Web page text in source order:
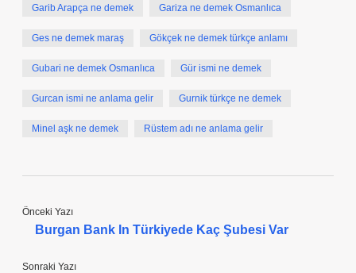
Garib Arapça ne demek Gariza ne demek Osmanlıca
Ges ne demek maraş Gökçek ne demek türkçe anlamı
Gubari ne demek Osmanlıca Gür ismi ne demek
Gurcan ismi ne anlama gelir Gurnik türkçe ne demek
Minel aşk ne demek Rüstem adı ne anlama gelir
Önceki Yazı
Burgan Bank In Türkiyede Kaç Şubesi Var
Sonraki Yazı